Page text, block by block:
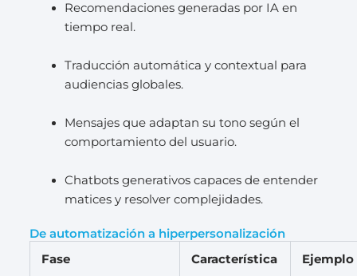
Recomendaciones generadas por IA en
tiempo real.
Traducción automática y contextual para
audiencias globales.
Mensajes que adaptan su tono según el
comportamiento del usuario.
Chatbots generativos capaces de entender
matices y resolver complejidades.
De automatización a hiperpersonalización
Fase
Característica Ejemplo